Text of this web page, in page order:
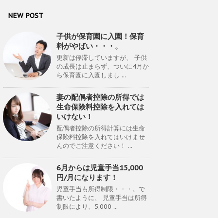
NEW POST
子供が保育園に入園！保育
料がやばい・・・。
更新は停滞していますが、 子供
の成長は止まらず、ついに4月か
ら保育園に入園しまし ...
妻の配偶者控除の所得では
生命保険料控除を入れては
いけない！
配偶者控除の所得計算には生命
保険料控除を入れてはいけませ
んのでご注意ください！ ...
6月からは児童手当15,000
円/月になります！
児童手当も所得制限・・・。で
書いたように、 児童手当は所得
制限により、5,000 ...